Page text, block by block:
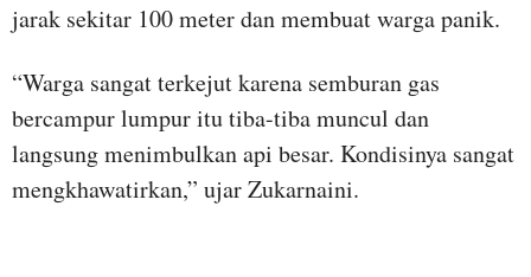
jarak sekitar 100 meter dan membuat warga panik.
“Warga sangat terkejut karena semburan gas
bercampur lumpur itu tiba-tiba muncul dan
langsung menimbulkan api besar. Kondisinya sangat
mengkhawatirkan,” ujar Zukarnaini.